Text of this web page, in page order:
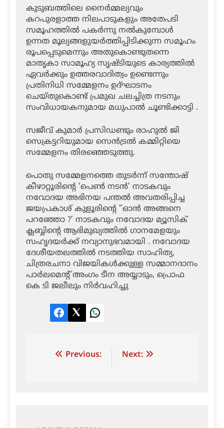
കുടുബത്തിലെ നൈര്‍മ്മല്യവും
കറപുരളാത്ത നിലപാടുകളും അതേപടി
സമൂഹത്തില്‍ പകര്‍ന്നു നല്‍കുമ്പോള്‍
ഉന്നത മൂല്യങ്ങളുയര്‍ത്തിപ്പിടിക്കുന്ന സമൂഹം
രൂപപ്പെടുമെന്നും അതുകൊണ്ടുതന്നെ
മാതൃകാ സാമൂഹ്യ സൃഷ്ടിയുടെ കാര്യത്തില്‍
ഏവര്‍ക്കും ഉത്തരവാദിത്വം ഉണ്ടെന്നും
പ്രതിനിധി സമ്മേളനം ഉദ്ഘാടനം
ചെയ്തുകൊണ്ട് പ്രമുഖ ചലച്ചിത്ര നടനും
സംവിധായകനുമായ മധുപാല്‍ ചൂണ്ടിക്കാട്ടി .
സജീവ് കുമാര്‍ പ്രസിഡണ്ടും രാഹുല്‍ ജി
സെക്രട്ടറിയുമായ സെന്‍ട്രല്‍ കമ്മിറ്റിയെ
സമ്മേളനം തിരഞ്ഞെടുത്തു.
പൊതു സമ്മേളനത്തെ തുടര്‍ന്ന് സന്തോഷ്
കീഴാറ്റൂരിന്റെ ‘പെണ്‍ നടന്‍’ നാടകവും
നവോദയ അഭിനയ പന്തല്‍ അവതരിപ്പിച്ച
ജയപ്രകാശ് കുളൂരിന്റെ ”ഓന്‍ അങ്ങനെ
പറഞ്ഞോ ?’ നാടകവും നവോദയ മ്യൂസിക്
ക്ലബ്ബിന്റെ ആഭിമുഖ്യത്തില്‍ ഗാനമേളയും
സഹൃദയര്‍ക്ക് നവ്യാനുഭവമായി . നവോദയ
ദേശീയതലത്തില്‍ നടത്തിയ സാഹിത്യ,
ചിത്രരചനാ വിജയികള്‍ക്കുള്ള സമ്മാനദാനം
പാര്‍ലമെന്റ് അംഗം ടീന അയ്യാടും, പ്രൊഫ
കെ ടി ജലീലും നിര്‍വഹിച്ചു
Facebook
TwitterLinkedIn
Post Previous: Next: